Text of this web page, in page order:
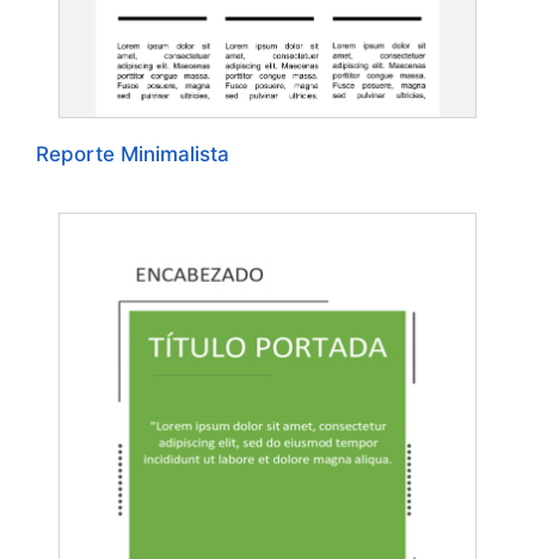
Reporte Minimalista